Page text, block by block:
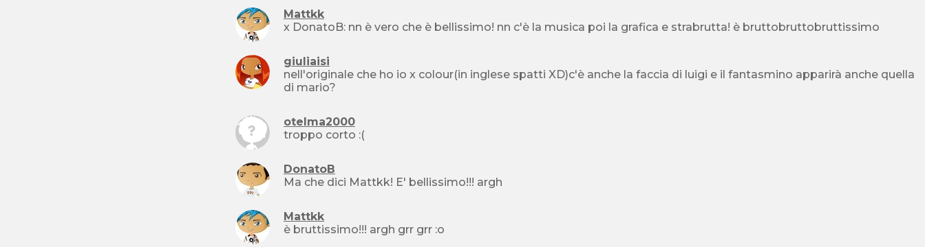
Mattkk
x DonatoB: nn è vero che è bellissimo! nn c'è la musica poi la grafica e strabrutta! è bruttobruttobruttissimo
giuliaisi
nell'originale che ho io x colour(in inglese spatti XD)c'è anche la faccia di luigi e il fantasmino apparirà anche quella
di mario?
otelma2000
troppo corto :(
DonatoB
Ma che dici Mattkk! E' bellissimo!!! argh
Mattkk
è bruttissimo!!! argh grr grr :o